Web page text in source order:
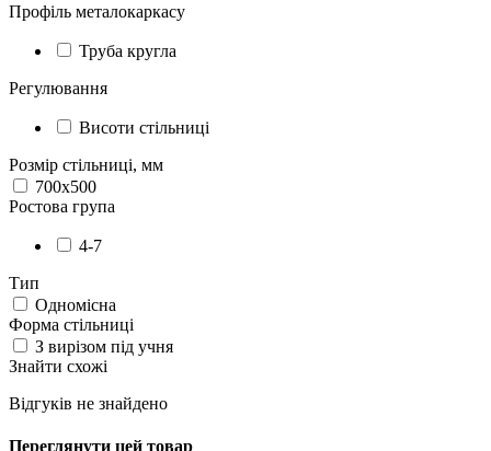
Профіль металокаркасу
Труба кругла
Регулювання
Висоти стільниці
Розмір стільниці, мм
700x500
Ростова група
4-7
Тип
Одномісна
Форма стільниці
З вирізом під учня
Знайти схожі
Відгуків не знайдено
Переглянути цей товар